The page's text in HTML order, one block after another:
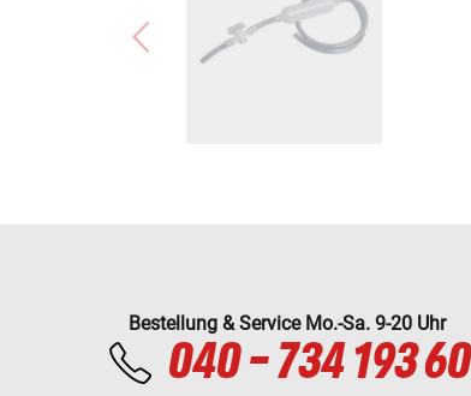
Bestellung & Service Mo.-Sa. 9-20 Uhr
040 - 734 193 60